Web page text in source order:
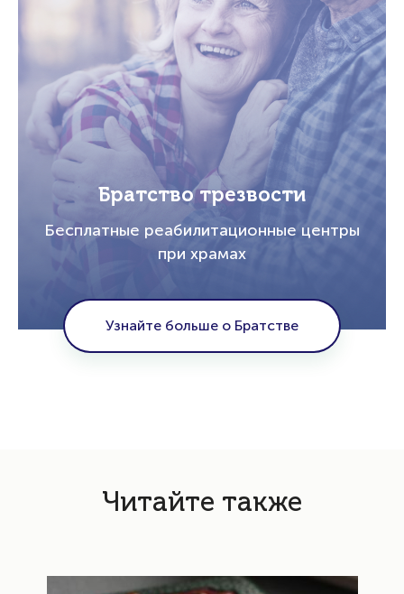
Братство трезвости
Бесплатные реабилитационные центры
при храмах
Узнайте больше о Братстве
Читайте также